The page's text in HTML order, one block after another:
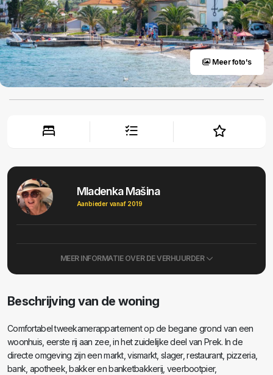
Meer foto's
Mladenka Mašina
Aanbieder vanaf 2019
MEER INFORMATIE OVER DE VERHUURDER
Beschrijving van de woning
Comfortabel tweekamerappartement op de begane grond van een
woonhuis, eerste rij aan zee, in het zuidelijke deel van Prek. In de
directe omgeving zijn een markt, vismarkt, slager, restaurant, pizzeria,
bank, apotheek, bakker en banketbakkerij, veerbootpier,